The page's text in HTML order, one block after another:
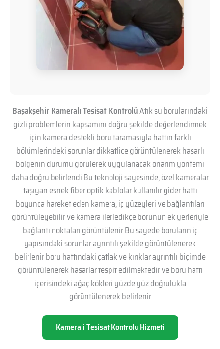
Başakşehir Kameralı Tesisat KontrolüAtık su borularındaki
gizli problemlerin kapsamını doğru şekilde değerlendirmek
için kamera destekli boru taramasıyla hattın farklı
bölümlerindeki sorunlar dikkatlice görüntülenerek hasarlı
bölgenin durumu görülerek uygulanacak onarım yöntemi
daha doğru belirlendi Bu teknoloji sayesinde, özel kameralar
taşıyan esnek fiber optik kablolar kullanılır gider hattı
boyunca hareket eden kamera, iç yüzeyleri ve bağlantıları
görüntüleyebilir ve kamera ilerledikçe borunun ek yerleriyle
bağlantı noktaları görüntülenir Bu sayede boruların iç
yapısındaki sorunlar ayrıntılı şekilde görüntülenerek
belirlenir boru hattındaki çatlak ve kırıklar ayrıntılı biçimde
görüntülenerek hasarlar tespit edilmektedir ve boru hattı
içerisindeki ağaç kökleri yüzde yüz doğrulukla
görüntülenerek belirlenir
Kamerali Tesisat Kontrolu Hizmeti